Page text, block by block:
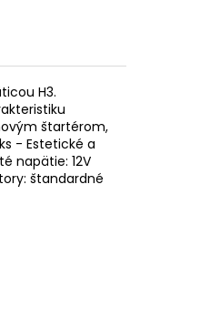
H3.
štartérom,
- Estetické a
napätie: 12V
štandardné